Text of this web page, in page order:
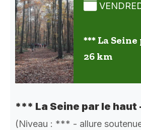
*** La
26 km
*** La Seine par le haut
(Niveau : *** - allure